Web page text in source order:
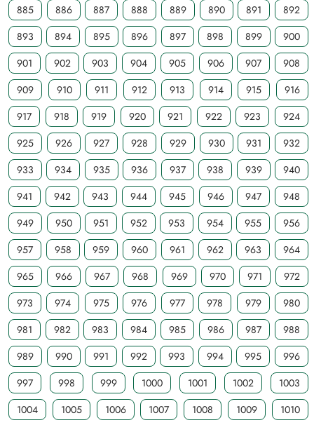
885
886 887 888 889 890 891
892
893
894 895 896 897 898 899
900
901
902 903 904 905 906 907
908
909
910 911 912 913 914 915
916
917
918 919 920 921 922 923
924
925
926 927 928 929 930 931
932
933
934 935 936 937 938 939
940
941
942 943 944 945 946 947
948
949
950 951 952 953 954 955
956
957
958 959 960 961 962 963
964
965
966 967 968 969 970 971
972
973
974 975 976 977 978 979
980
981
982 983 984 985 986 987
988
989
990 991 992 993 994 995
996
997
998 999 1000 1001 1002
1003
1004
1005 1006 1007 1008 1009
1010